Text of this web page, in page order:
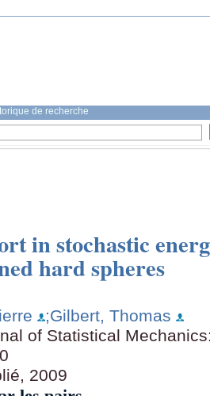
de recherche
in stochastic
hard spheres
;Gilbert, Thomas
of Statistical
2009